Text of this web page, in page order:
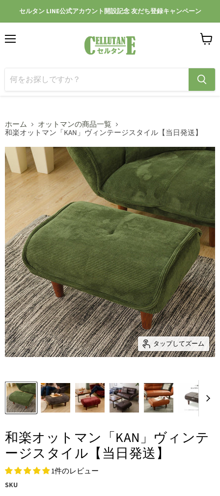
セルタン LINE公式アカウント開設記念 友だち登録キャンペーン
ー
見
ホーム
オットマンの商品一覧
和楽オットマン「KAN」ヴィンテージスタイル【当日発送】
タップしてズーム
和楽オットマン「KAN」ヴィンテ
ージスタイル【当日発送】
1件のレビュー
SKU